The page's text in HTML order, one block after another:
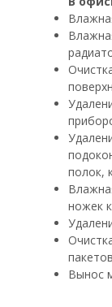
полок,
ножек
пакетов
Вынос